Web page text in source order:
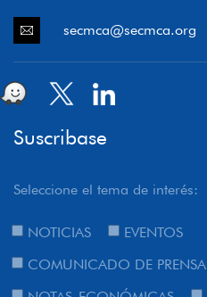
secmca@secmca.org
Suscribase
Seleccione el tema de interés:
NOTICIAS
EVENTOS
COMUNICADO DE PRENSA